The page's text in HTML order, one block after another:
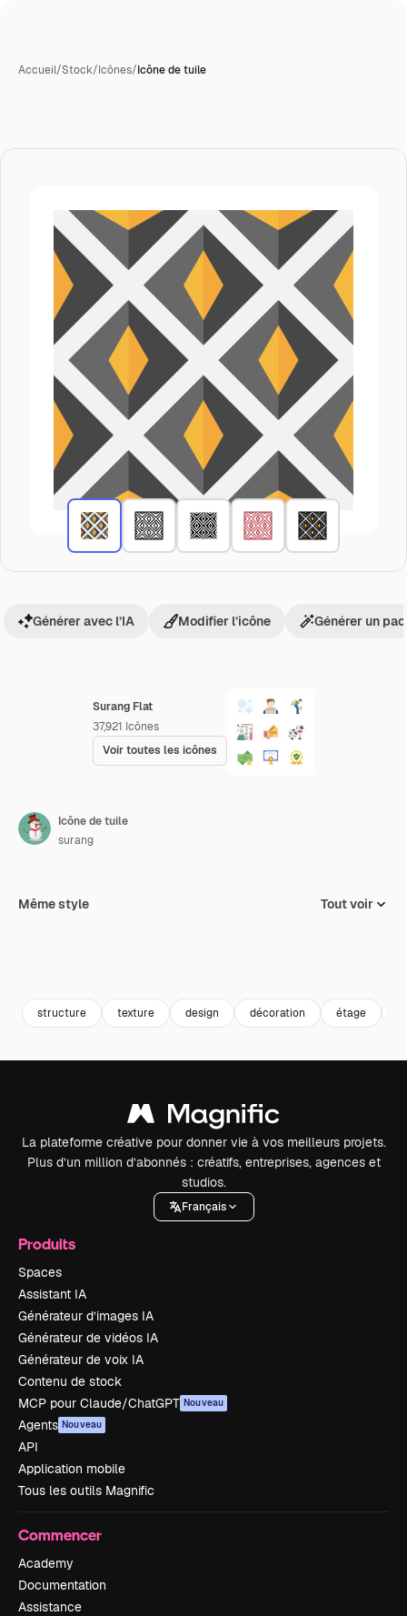
Accueil/Stock/Icônes/Icône de tuile
Surang Flat
37,921 Icônes
Voir toutes les icônes
Générer avec l’IA Modifier l’icône Générer un
Icône de tuile
surang
Même style Tout voir
structure texture design décoration étage
La plateforme créative pour donner vie à vos meilleurs projets.
Plus d’un million d’abonnés : créatifs, entreprises, agences et
studios.
Français
Produits
Spaces
Assistant IA
Générateur d’images IA
Générateur de vidéos IA
Générateur de voix IA
Contenu de stock
MCP pour Claude/ChatGPT Nouveau
Agents Nouveau
API
Application mobile
Tous les outils Magnific
Commencer
Academy
Documentation
Assistance